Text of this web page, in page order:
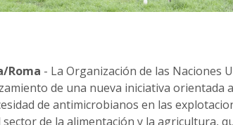
Roma - La Organización de las Naciones
de una nueva iniciativa orientada
de antimicrobianos en las
de la alimentación y la agricultura,